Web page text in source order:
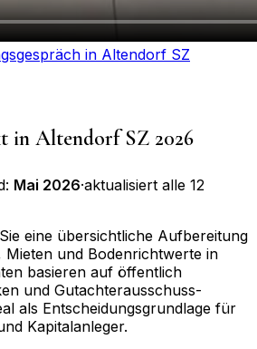
in Altendorf SZ
in Altendorf SZ 2026
Mai 2026·aktualisiert alle 12
eine übersichtliche Aufbereitung
und Bodenrichtwerte in
basieren auf öffentlich
und Gutachterausschuss-
als Entscheidungsgrundlage für
Kapitalanleger.